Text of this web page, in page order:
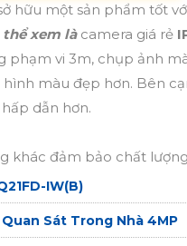
hữu một sản phẩm tốt
xem là camera giá rẻ
phạm vi 3m, chụp ảnh
màu đẹp hơn. Bên
dẫn hơn.
khác đảm bảo chất
IW(B)
Sát Trong Nhà 4MP